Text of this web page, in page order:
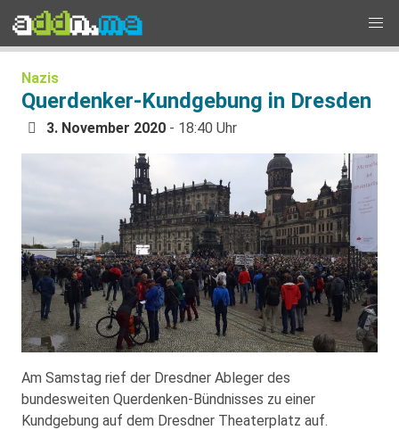
Nazis
Querdenker-Kundgebung in Dresden
3. November 2020 - 18:40 Uhr
Am Samstag rief der Dresdner Ableger des
bundesweiten Querdenken-Bündnisses zu einer
Kundgebung auf dem Dresdner Theaterplatz auf.